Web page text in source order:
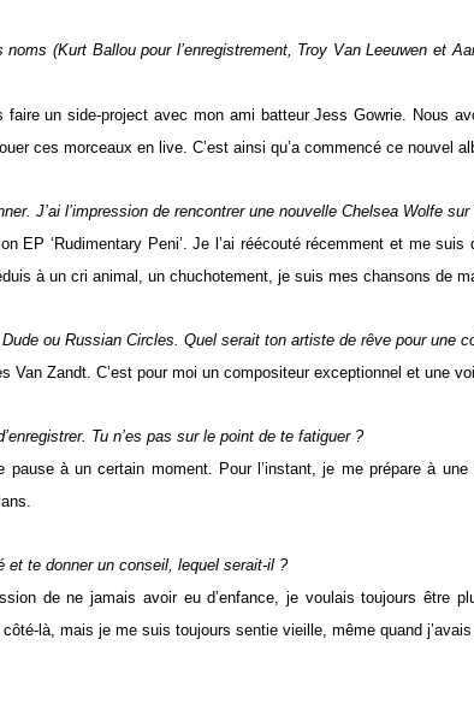
noms (Kurt Ballou pour l’enregistrement, Troy Van Leeuwen et
faire un side-project avec mon ami batteur Jess Gowrie. Nous
ces morceaux en live. C’est ainsi qu’a commencé ce nouvel
J’ai l’impression de rencontrer une nouvelle Chelsea Wolfe sur
EP ‘Rudimentary Peni’. Je l’ai réécouté récemment et me
à un cri animal, un chuchotement, je suis mes chansons de
ou Russian Circles. Quel serait ton artiste de rêve pour une
Van Zandt. C’est pour moi un compositeur exceptionnel et une
Tu n’es pas sur le point de te fatiguer ?
pause à un certain moment. Pour l’instant, je me prépare à
et te donner un conseil, lequel serait-il ?
de ne jamais avoir eu d’enfance, je voulais toujours être
là, mais je me suis toujours sentie vieille, même quand